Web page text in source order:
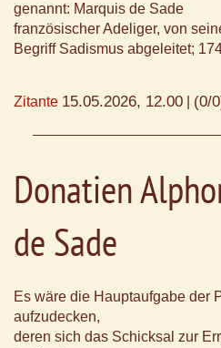
genannt: Marquis de Sade
französischer Adeliger, von
Begriff Sadismus abgeleitet;
Zitante 15.05.2026, 12.00 (0/
Donatien
de Sade
Es wäre die Hauptaufgabe der
aufzudecken,
deren sich das Schicksal zur